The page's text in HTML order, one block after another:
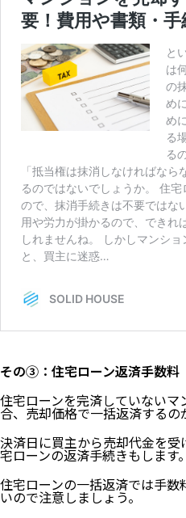
その③：住宅ローン返済手数料
住宅ローンを完済していないマ
合、売却価格で一括返済するの
決済日に買主から売却代金を
宅ローンの返済手続きもします
住宅ローンの一括返済では手
いので注意しましょう。